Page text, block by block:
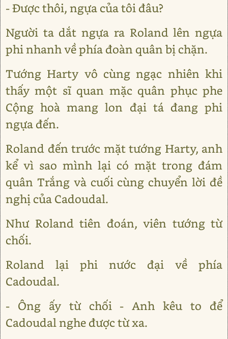
- Được thôi, ngựa của tôi đâu?
Người ta dắt ngựa ra Roland lên ngựa
phi nhanh về phía đoàn quân bị chặn.
Tướng Harty vô cùng ngạc nhiên khi
thấy một sĩ quan mặc quân phục phe
Cộng hoà mang lon đại tá đang phi
ngựa đến.
Roland đến trước mặt tướng Harty, anh
kể vì sao mình lại có mặt trong đám
quân Trắng và cuối cùng chuyển lời đề
nghị của Cadoudal.
Như Roland tiên đoán, viên tướng từ
chối.
Roland lại phi nước đại về phía
Cadoudal.
- Ông ấy từ chối - Anh kêu to để
Cadoudal nghe được từ xa.